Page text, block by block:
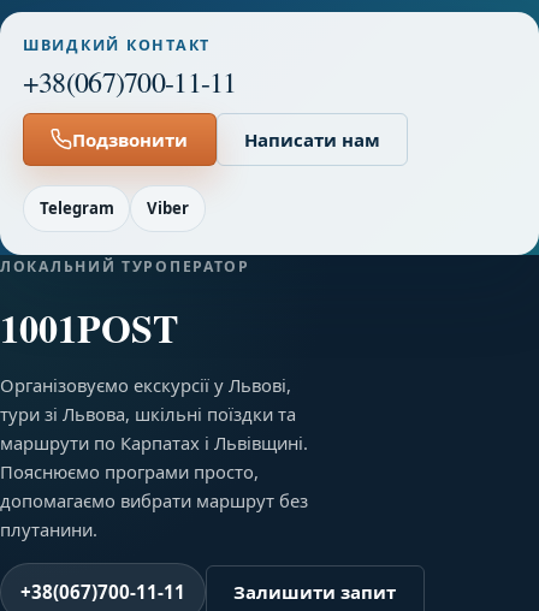
ШВИДКИЙ КОНТАКТ
+38(067)700-11-11
Подзвонити Написати нам
Telegram Viber
ЛОКАЛЬНИЙ ТУРОПЕРАТОР
1001POST
Організовуємо екскурсії у Львові,
тури зі Львова, шкільні поїздки та
маршрути по Карпатах і Львівщині.
Пояснюємо програми просто,
допомагаємо вибрати маршрут без
плутанини.
+38(067)700-11-11 Залишити запит